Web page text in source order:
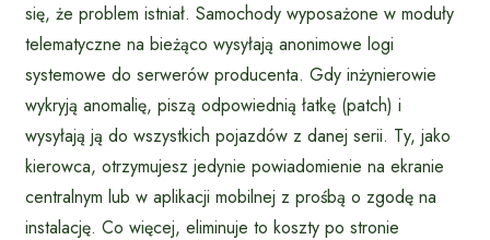
się, że problem istniał. Samochody wyposażone w moduły
telematyczne na bieżąco wysyłają anonimowe logi
systemowe do serwerów producenta. Gdy inżynierowie
wykryją anomalię, piszą odpowiednią łatkę (patch) i
wysyłają ją do wszystkich pojazdów z danej serii. Ty, jako
kierowca, otrzymujesz jedynie powiadomienie na ekranie
centralnym lub w aplikacji mobilnej z prośbą o zgodę na
instalację. Co więcej, eliminuje to koszty po stronie